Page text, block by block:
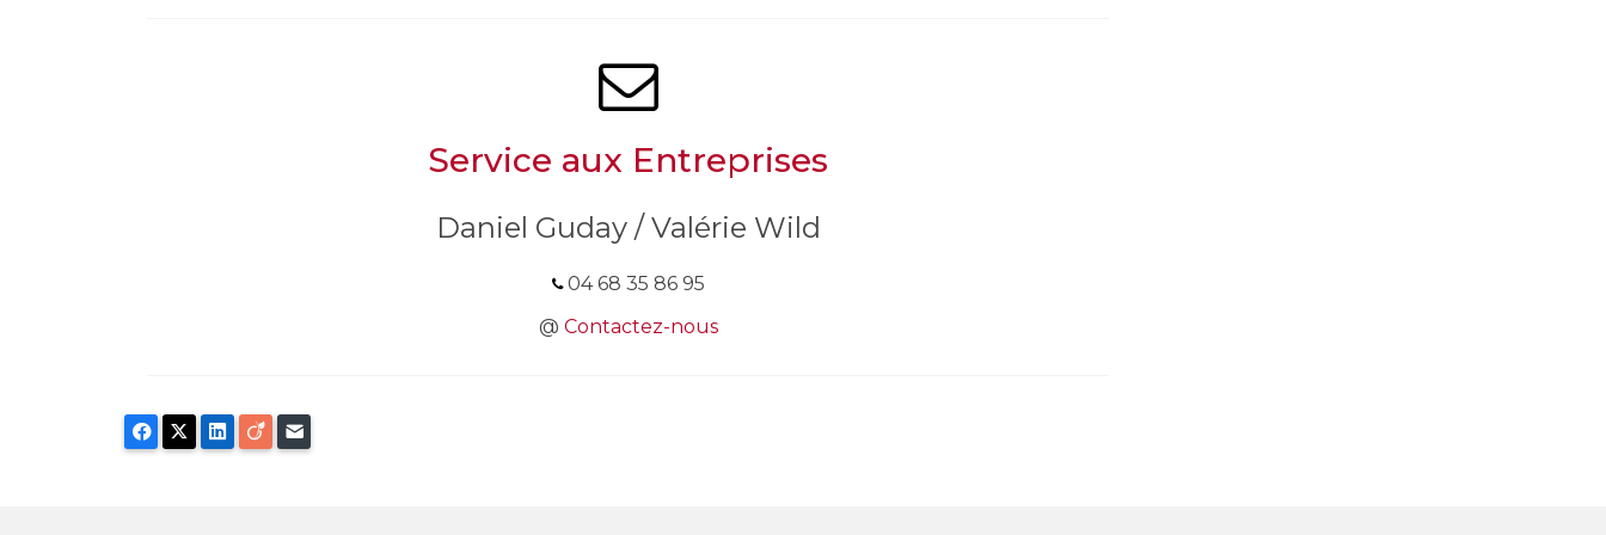
Service aux Entreprises
Daniel Guday / Valérie Wild
04 68 35 86 95
@ Contactez-nous
Facebook LinkedIn
Viadeo